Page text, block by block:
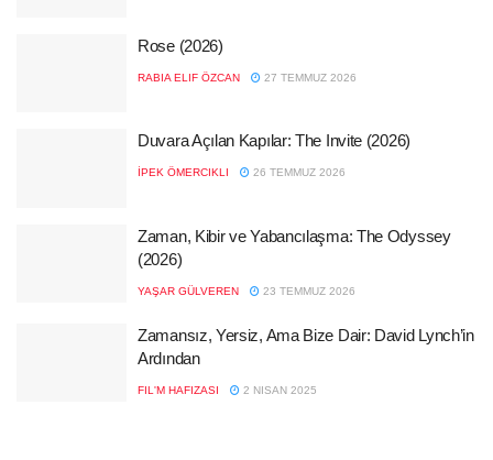
Rose (2026)
RABIA ELIF ÖZCAN 27 TEMMUZ 2026
Duvara Açılan Kapılar: The Invite (2026)
İPEK ÖMERCIKLI 26 TEMMUZ 2026
Zaman, Kibir ve Yabancılaşma: The Odyssey
(2026)
YAŞAR GÜLVEREN 23 TEMMUZ 2026
Zamansız, Yersiz, Ama Bize Dair: David Lynch’in
Ardından
FIL'M HAFIZASI 2 NISAN 2025